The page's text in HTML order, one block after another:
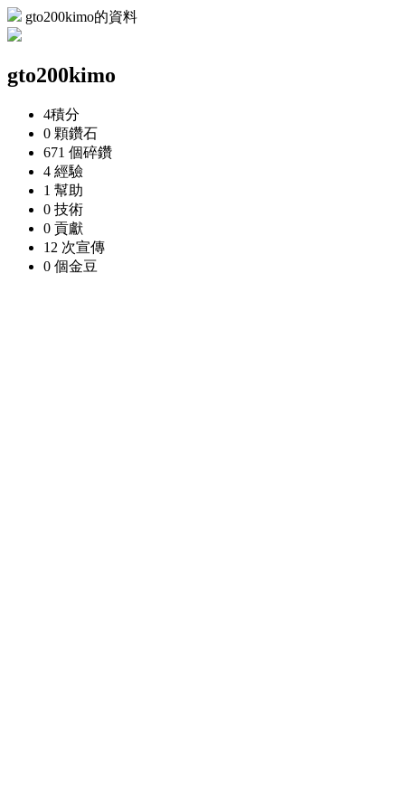
gto200kimo的資料
gto200kimo
4積分
0 顆鑽石
671 個碎鑽
4 經驗
1 幫助
0 技術
0 貢獻
12 次宣傳
0 個金豆